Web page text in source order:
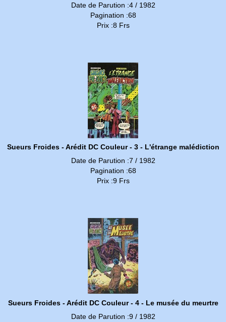
Date de Parution :4 / 1982
Pagination :68
Prix :8 Frs
Sueurs Froides - Arédit DC Couleur - 3 - L'étrange malédiction
Date de Parution :7 / 1982
Pagination :68
Prix :9 Frs
Sueurs Froides - Arédit DC Couleur - 4 - Le musée du meurtre
Date de Parution :9 / 1982